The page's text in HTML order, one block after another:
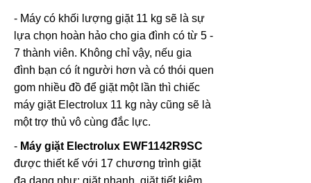
- Máy có khối lượng giặt 11 kg sẽ là sự
lựa chọn hoàn hảo cho gia đình có từ 5 -
7 thành viên. Không chỉ vậy, nếu gia
đình bạn có ít người hơn và có thói quen
gom nhiều đồ để giặt một lần thì chiếc
máy giặt Electrolux 11 kg này cũng sẽ là
một trợ thủ vô cùng đắc lực.
- Máy giặt Electrolux EWF1142R9SC
được thiết kế với 17 chương trình giặt
đa dạng như: giặt nhanh, giặt tiết kiệm,